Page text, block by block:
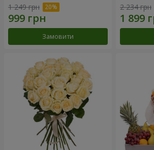
1 249 грн
Замовити
2 234 грн